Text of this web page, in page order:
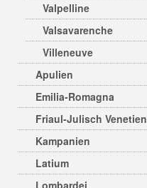
Valpelline
Valsavarenche
Villeneuve
Apulien
Emilia-Romagna
Friaul-Julisch Venetien
Kampanien
Latium
Lombardei